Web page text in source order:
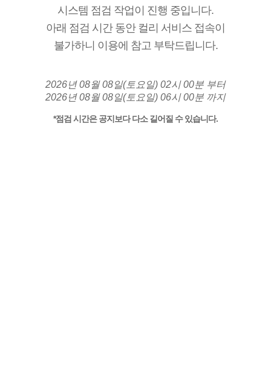
시스템 점검 작업이 진행 중입니다.
아래 점검 시간 동안 컬리 서비스 접속이
불가하니 이용에 참고 부탁드립니다.
2026년 08월 08일(토요일) 02시 00분 부터
2026년 08월 08일(토요일) 06시 00분 까지
*점검 시간은 공지보다 다소 길어질 수 있습니다.